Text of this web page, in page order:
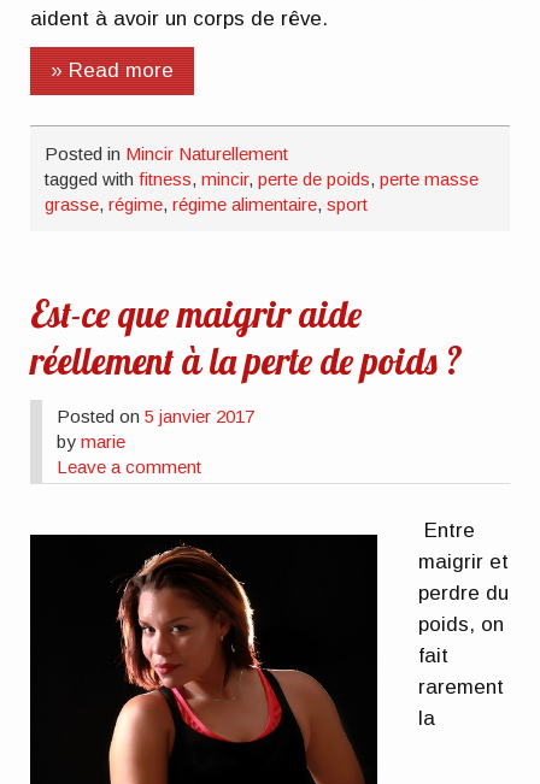
aident à avoir un corps de rêve.
» Read more
Posted in Mincir Naturellement
tagged withfitness,mincir,perte de poids,perte masse
grasse,régime,régime alimentaire,sport
Est-ce que maigrir aide
réellement à la perte de poids ?
Posted on5 janvier 2017
bymarie
Leave a comment
Entre
maigrir et
perdre du
poids, on
fait
rarement
la